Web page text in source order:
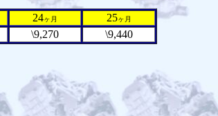
24ヶ月 25ヶ月
\9,270 \9,440